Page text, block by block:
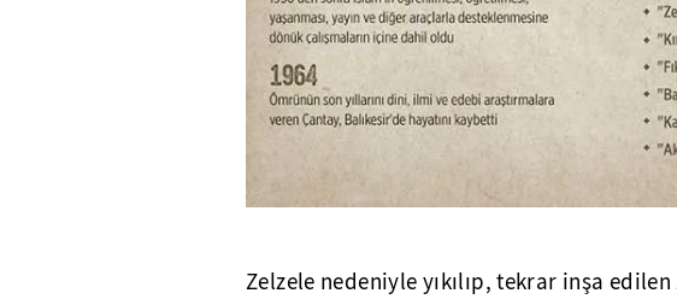
Zelzele nedeniyle yıkılıp, tekrar inşa